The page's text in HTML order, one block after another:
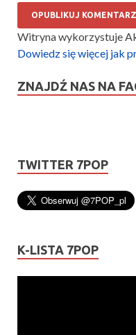
Witryna wykorzystuje
Dowiedz się więcej jak
ZNAJDŹ NAS NA
TWITTER 7POP
K-LISTA 7POP